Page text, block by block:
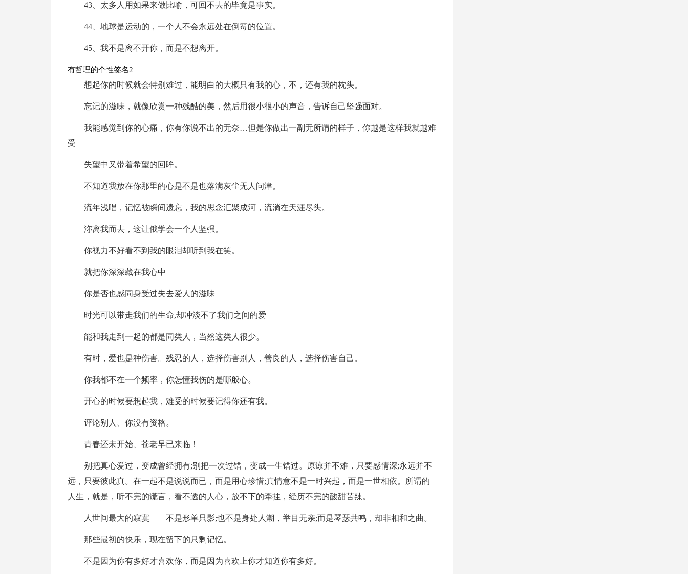
43、太多人用如果来做比喻，可回不去的毕竟是事实。
44、地球是运动的，一个人不会永远处在倒霉的位置。
45、我不是离不开你，而是不想离开。
有哲理的个性签名2
想起你的时候就会特别难过，能明白的大概只有我的心，不，还有我的枕头。
忘记的滋味，就像欣赏一种残酷的美，然后用很小很小的声音，告诉自己坚强面对。
我能感觉到你的心痛，你有你说不出的无奈…但是你做出一副无所谓的样子，你越是这样我就越难
受
失望中又带着希望的回眸。
不知道我放在你那里的心是不是也落满灰尘无人问津。
流年浅唱，记忆被瞬间遗忘，我的思念汇聚成河，流淌在天涯尽头。
沵离我而去，这让俄学会一个人坚强。
你视力不好看不到我的眼泪却听到我在笑。
就把你深深藏在我心中
你是否也感同身受过失去爱人的滋味
时光可以带走我们的生命,却冲淡不了我们之间的爱
能和我走到一起的都是同类人，当然这类人很少。
有时，爱也是种伤害。残忍的人，选择伤害别人，善良的人，选择伤害自己。
你我都不在一个频率，你怎懂我伤的是哪般心。
开心的时候要想起我，难受的时候要记得你还有我。
评论别人、你没有资格。
青春还未开始、苍老早已来临！
别把真心爱过，变成曾经拥有;别把一次过错，变成一生错过。原谅并不难，只要感情深;永远并不
远，只要彼此真。在一起不是说说而已，而是用心珍惜;真情意不是一时兴起，而是一世相依。所谓的
人生，就是，听不完的谎言，看不透的人心，放不下的牵挂，经历不完的酸甜苦辣。
人世间最大的寂寞——不是形单只影;也不是身处人潮，举目无亲;而是琴瑟共鸣，却非相和之曲。
那些最初的快乐，现在留下的只剩记忆。
不是因为你有多好才喜欢你，而是因为喜欢上你才知道你有多好。